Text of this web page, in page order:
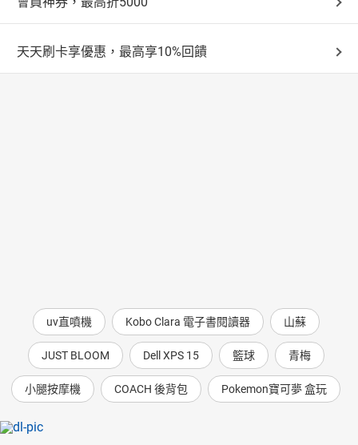
天天刷卡享優惠，最高享10%回饋
uv直噴機 Kobo Clara 電子書閱讀器 山蘇
JUST BLOOM Dell XPS 15 籃球 青梅
小腿按摩機 COACH 後背包 Pokemon寶可夢 盒玩